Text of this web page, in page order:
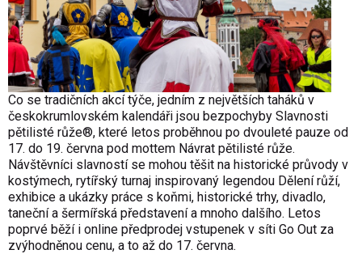
Co se tradičních akcí týče, jedním z největších taháků v
českokrumlovském kalendáři jsou bezpochyby Slavnosti
pětilisté růže®, které letos proběhnou po dvouleté pauze od
17. do 19. června pod mottem Návrat pětilisté růže.
Návštěvníci slavností se mohou těšit na historické průvody v
kostýmech, rytířský turnaj inspirovaný legendou Dělení růží,
exhibice a ukázky práce s koňmi, historické trhy, divadlo,
taneční a šermířská představení a mnoho dalšího. Letos
poprvé běží i online předprodej vstupenek v síti Go Out za
zvýhodněnou cenu, a to až do 17. června.